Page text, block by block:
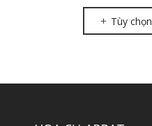
Tùy chọn